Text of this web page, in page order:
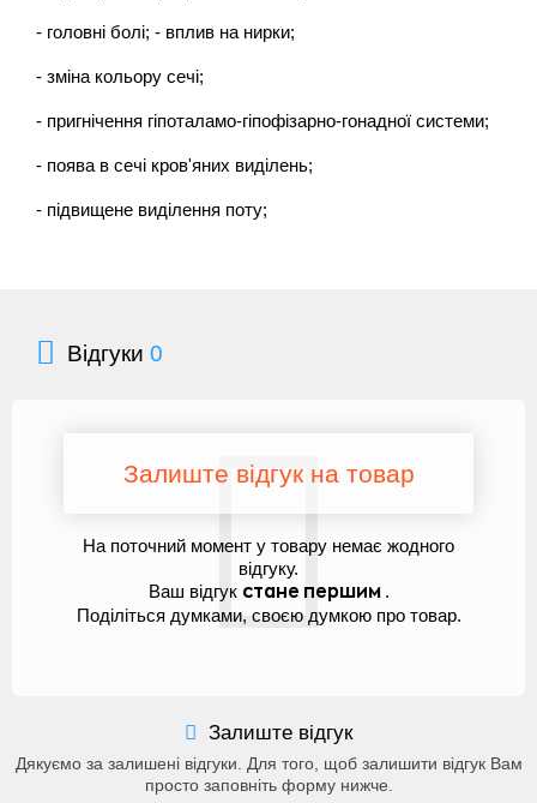
- головні болі; - вплив на нирки;
- зміна кольору сечі;
- пригнічення гіпоталамо-гіпофізарно-гонадної системи;
- поява в сечі кров'яних виділень;
- підвищене виділення поту;
Відгуки 0
Залиште відгук на товар
На поточний момент у товару немає жодного
відгуку.
Ваш відгук стане першим .
Поділіться думками, своєю думкою про товар.
Залиште відгук
Дякуємо за залишені відгуки. Для того, щоб залишити відгук Вам
просто заповніть форму нижче.